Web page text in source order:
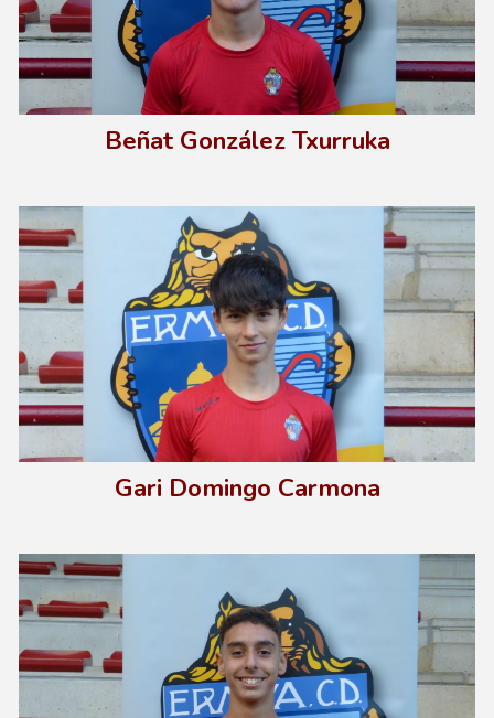
Beñat González Txurruka
Gari Domingo Carmona